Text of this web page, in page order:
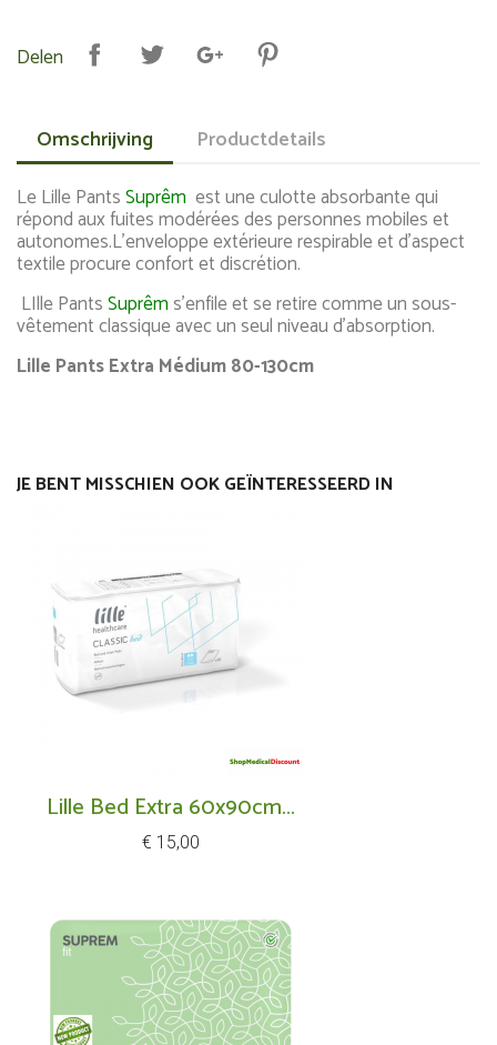
Delen
Omschrijving Productdetails
Le Lille PantsSuprêm est une culotte absorbante qui
répond aux fuites modérées des personnes mobiles et
autonomes.L'enveloppe extérieure respirable et d'aspect
textile procure confort et discrétion.
LIlle PantsSuprêms'enfile et se retire comme un sous-
vêtement classique avec un seul niveau d'absorption.
Lille Pants Extra Médium 80-130cm
JE BENT MISSCHIEN OOK GEÏNTERESSEERD IN
Lille Bed Extra 60x90cm...
Prijs
€ 15,00